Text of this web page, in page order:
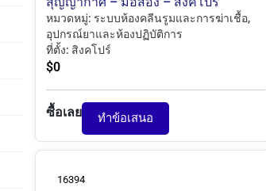
หมวดหมู่: ระบบห้องคลีนรูมและการฆ่าเชื้อ,
อุปกรณ์ยาและห้องปฏิบัติการ
ที่ตั้ง: สิงคโปร์
$0
ซื้อเลย ทำข้อเสนอ
16394